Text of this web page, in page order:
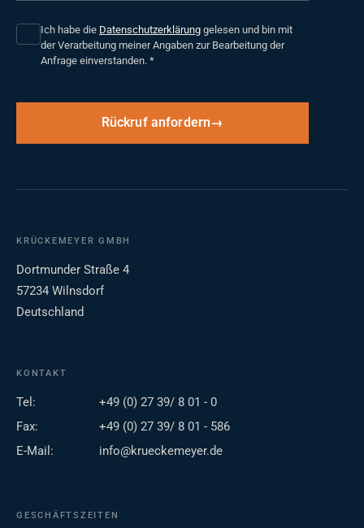
Ich habe die Datenschutzerklärung gelesen und bin mit
der Verarbeitung meiner Angaben zur Bearbeitung der
Anfrage einverstanden. *
Rückruf anfordern
KRÜCKEMEYER GMBH
Dortmunder Straße 4
57234 Wilnsdorf
Deutschland
KONTAKT
Tel:
+49 (0) 27 39/ 8 01 - 0
Fax:
+49 (0) 27 39/ 8 01 - 586
E-Mail:
info@krueckemeyer.de
GESCHÄFTSZEITEN